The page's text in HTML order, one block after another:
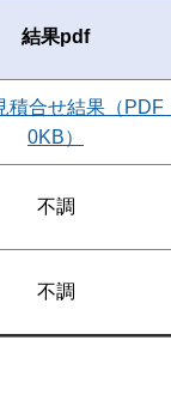
結果pdf
積合せ結果（PDF
0KB）
不調
不調